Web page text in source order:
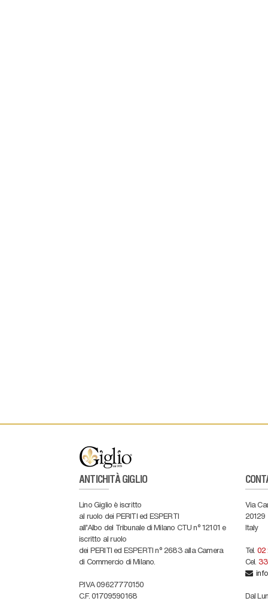
ANTICHITÀ GIGLIO
Lino Giglio è iscritto
al ruolo dei PERITI ed ESPERTI
all'Albo del Tribunale di Milano CTU n° 12101 e
iscritto al ruolo
dei PERITI ed ESPERTI n° 2683 alla Camera
di Commercio di Milano.
P.IVA 09627770150
C.F. 01709590168
Via
20129
Italy
Tel. 02
Cel.
Dal